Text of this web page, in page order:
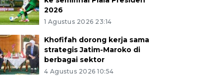
2026
1 Agustus 2026 23:14
Khofifah dorong kerja sama
strategis Jatim-Maroko di
berbagai sektor
4 Agustus 2026 10:54